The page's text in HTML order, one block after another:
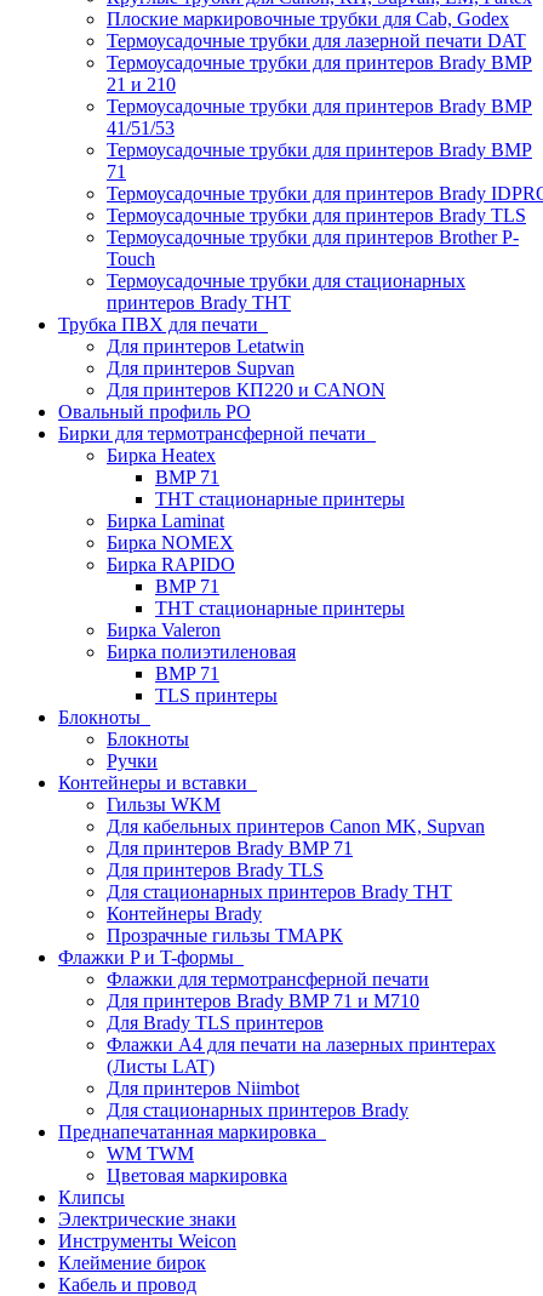
Плоские маркировочные трубки для Cab, Godex
Термоусадочные трубки для лазерной печати DAT
Термоусадочные трубки для принтеров Brady BMP
21 и 210
Термоусадочные трубки для принтеров Brady BMP
41/51/53
Термоусадочные трубки для принтеров Brady BMP
71
Термоусадочные трубки для принтеров Brady
Термоусадочные трубки для принтеров Brady TLS
Термоусадочные трубки для принтеров Brother P-
Touch
Термоусадочные трубки для стационарных
принтеров Brady THT
Трубка ПВХ для печати
Для принтеров Letatwin
Для принтеров Supvan
Для принтеров КП220 и CANON
Овальный профиль PO
Бирки для термотрансферной печати
Бирка Heatex
BMP 71
THT стационарные принтеры
Бирка Laminat
Бирка NOMEX
Бирка RAPIDO
BMP 71
THT стационарные принтеры
Бирка Valeron
Бирка полиэтиленовая
BMP 71
TLS принтеры
Блокноты
Блокноты
Ручки
Контейнеры и вставки
Гильзы WKM
Для кабельных принтеров Canon MK, Supvan
Для принтеров Brady BMP 71
Для принтеров Brady TLS
Для стационарных принтеров Brady THT
Контейнеры Brady
Прозрачные гильзы ТМАРК
Флажки P и T-формы
Флажки для термотрансферной печати
Для принтеров Brady BMP 71 и M710
Для Brady TLS принтеров
Флажки A4 для печати на лазерных принтерах
(Листы LAT)
Для принтеров Niimbot
Для стационарных принтеров Brady
Преднапечатанная маркировка
WM TWM
Цветовая маркировка
Клипсы
Электрические знаки
Инструменты Weicon
Клеймение бирок
Кабель и провод